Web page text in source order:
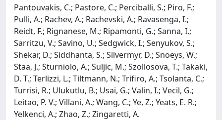
Pantouvakis, C.; Pastore, C.; Perciballi, S.; Piro, F.;
Pulli, A.; Rachev, A.; Rachevski, A.; Ravasenga, I.;
Reidt, F.; Rignanese, M.; Ripamonti, G.; Sanna, I.;
Sarritzu, V.; Savino, U.; Sedgwick, I.; Senyukov, S.;
Shekar, D.; Siddhanta, S.; Silvermyr, D.; Snoeys, W.;
Staa, J.; Sturniolo, A.; Suljic, M.; Szollosova, T.; Takaki,
D. T.; Terlizzi, L.; Tiltmann, N.; Trifiro, A.; Tsolanta, C.;
Turrisi, R.; Ulukutlu, B.; Usai, G.; Valin, I.; Vecil, G.;
Leitao, P. V.; Villani, A.; Wang, C.; Ye, Z.; Yeats, E. R.;
Yelkenci, A.; Zhao, Z.; Zingaretti, A.